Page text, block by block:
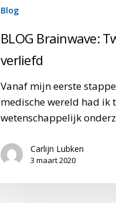
Blog
BLOG Brainwave:
verliefd
Vanaf mijn eerste
medische wereld had ik
wetenschappelijk
Carlijn Lubken
3 maart 2020